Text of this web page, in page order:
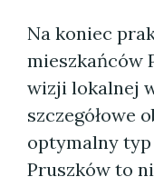
Na koniec
mieszkańców
wizji lokalnej
szczegółowe
optymalny
Pruszków to